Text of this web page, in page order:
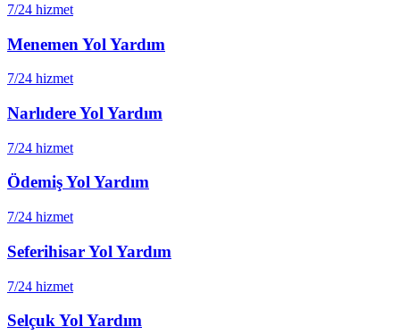
7/24 hizmet
Menemen Yol Yardım
7/24 hizmet
NarlıdereYol Yardım
7/24 hizmet
ÖdemişYol Yardım
7/24 hizmet
SeferihisarYol Yardım
7/24 hizmet
SelçukYol Yardım